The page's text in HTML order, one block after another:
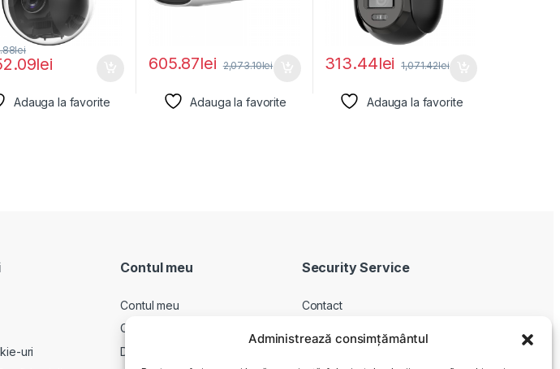
Administrează consimțământul
lei
lei
Adauga la favorite
605.87lei 2,073.10lei
Adauga la favorite
313.44lei 1,071.42lei
Adauga la favorite
uri
Contul meu
Contul meu
Comenzi
Descarcari
Security Service
Contact